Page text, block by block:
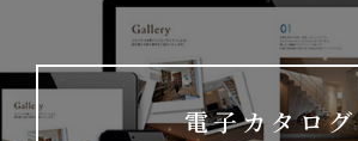
電子カタログ